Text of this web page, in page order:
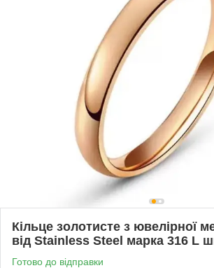
Кільце золотисте з ювелірної
від Stainless Steel марка 316 L
Готово до відправки